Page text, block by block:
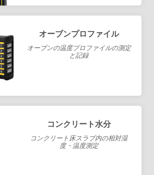
オーブンプロファイル
オーブンの温度プロファイルの測定
と記録
コンクリート水分
コンクリート床スラブ内の相対湿
度・温度測定